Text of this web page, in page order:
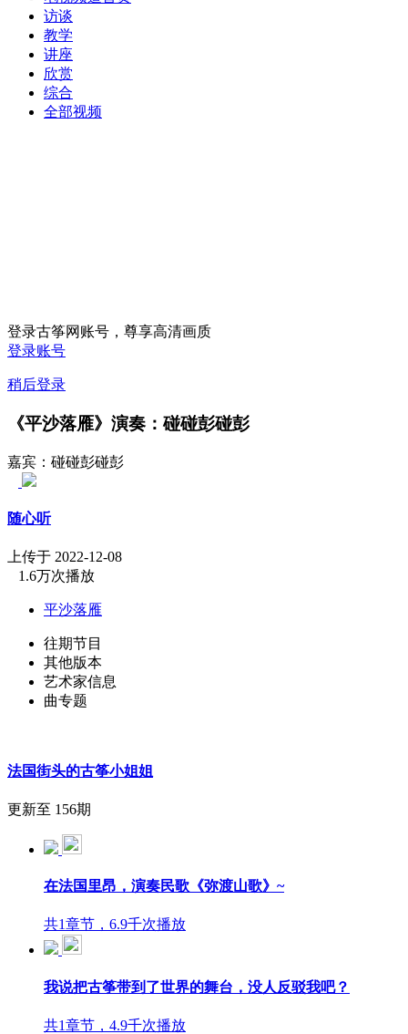
访谈
教学
讲座
欣赏
综合
全部视频
登录古筝网账号，尊享高清画质
登录账号
稍后登录
《平沙落雁》演奏：碰碰彭碰彭
嘉宾：碰碰彭碰彭
随心听
上传于 2022-12-08
1.6万次播放
平沙落雁
往期节目
其他版本
艺术家信息
曲专题
法国街头的古筝小姐姐
更新至 156期
在法国里昂，演奏民歌《弥渡山歌》~
共1章节，6.9千次播放
我说把古筝带到了世界的舞台，没人反驳我吧？
共1章节，4.9千次播放